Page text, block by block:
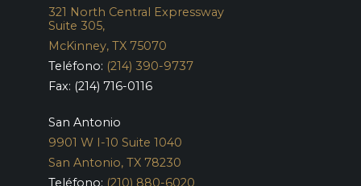
321 North Central Expressway
Suite 305,
McKinney, TX 75070
Teléfono: (214) 390-9737
Fax: (214) 716-0116
San Antonio
9901 W I-10 Suite 1040
San Antonio, TX 78230
Teléfono: (210) 880-6020